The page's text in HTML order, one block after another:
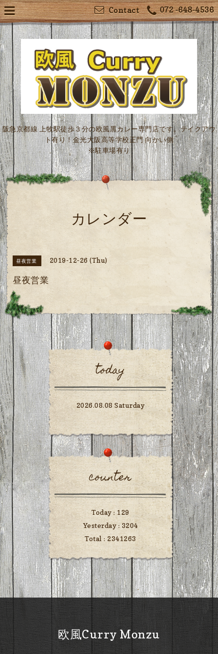
072 -648-4536
Contact
阪急京都線 上牧駅徒歩３分の欧風黒カレー専門店です。テイクアウ
ト有り！金光大阪高等学校正門 向かい側
※駐車場有り
カレンダー
昼夜営業 2019-12-26 (Thu)
昼夜営業
today
2026.08.08 Saturday
counter
Today : 129
Yesterday : 3204
Total : 2341263
欧風Curry Monzu